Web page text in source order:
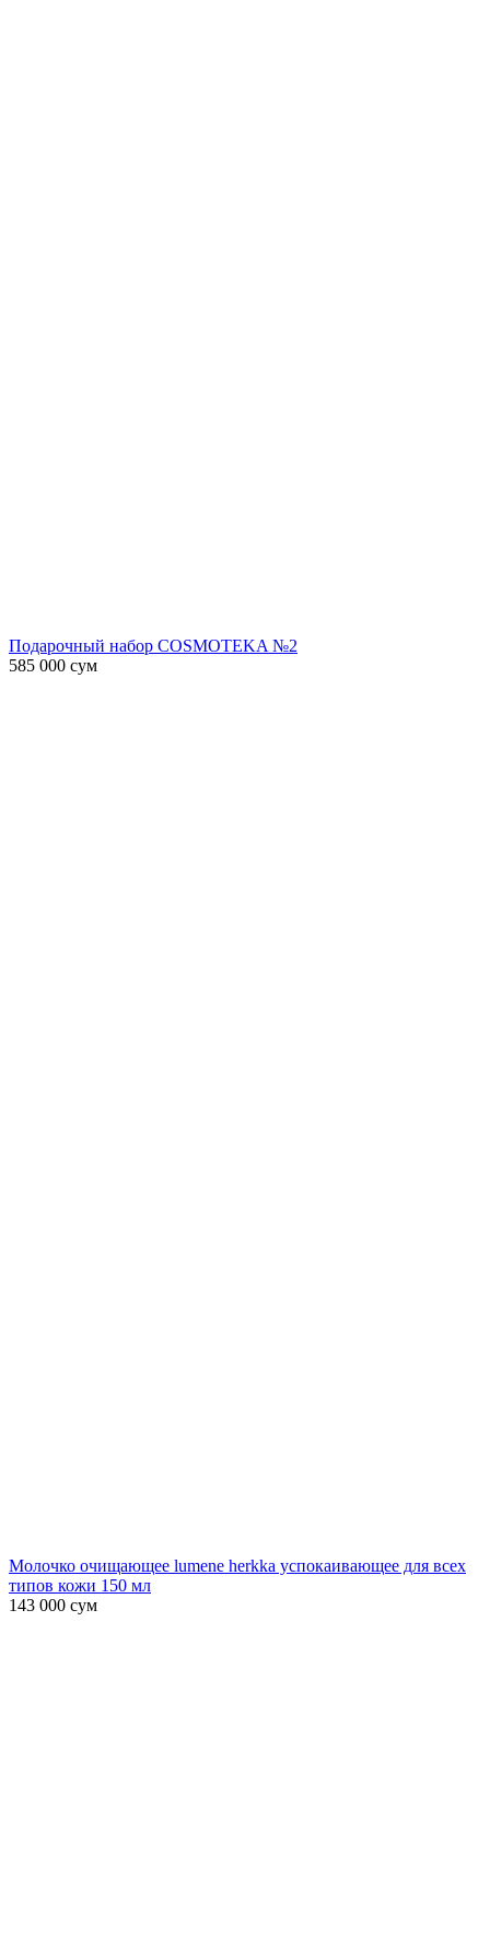
Подарочный набор COSMOTEKA №2
585 000 сум
Молочко очищающее lumene herkka успокаивающее для всех
типов кожи 150 мл
143 000 сум